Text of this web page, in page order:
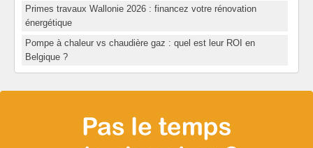
Primes travaux Wallonie 2026 : financez votre rénovation
énergétique
Pompe à chaleur vs chaudière gaz : quel est leur ROI en
Belgique ?